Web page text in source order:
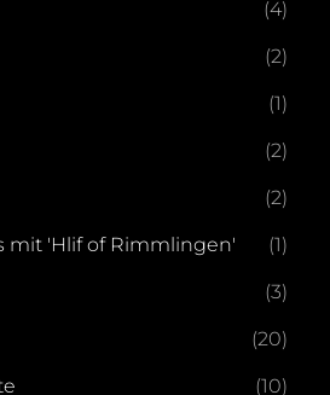
(4)
(2)
(1)
(2)
(2)
mit 'Hlif of Rimmlingen' (1)
(3)
(20)
(10)